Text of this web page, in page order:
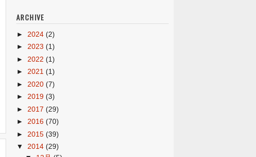
ARCHIVE
► 2024 (2)
► 2023 (1)
► 2022 (1)
► 2021 (1)
► 2020 (7)
► 2019 (3)
► 2017 (29)
► 2016 (70)
► 2015 (39)
▼
2014 (29)